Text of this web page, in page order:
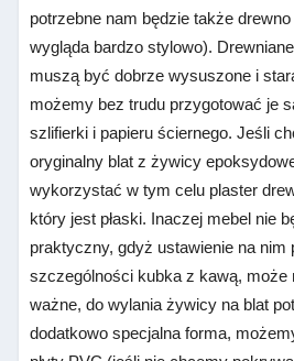
potrzebne nam będzie także drewno
wygląda bardzo stylowo).
muszą być dobrze wysuszone i
możemy bez trudu przygotować je
szlifierki i papieru ściernego. Jeśli
oryginalny blat z żywicy
wykorzystać w tym celu plaster
który jest płaski. Inaczej mebel nie
praktyczny, gdyż ustawienie na nim
szczególności kubka z kawą, może
ważne, do wylania żywicy na blat
dodatkowo specjalna forma,